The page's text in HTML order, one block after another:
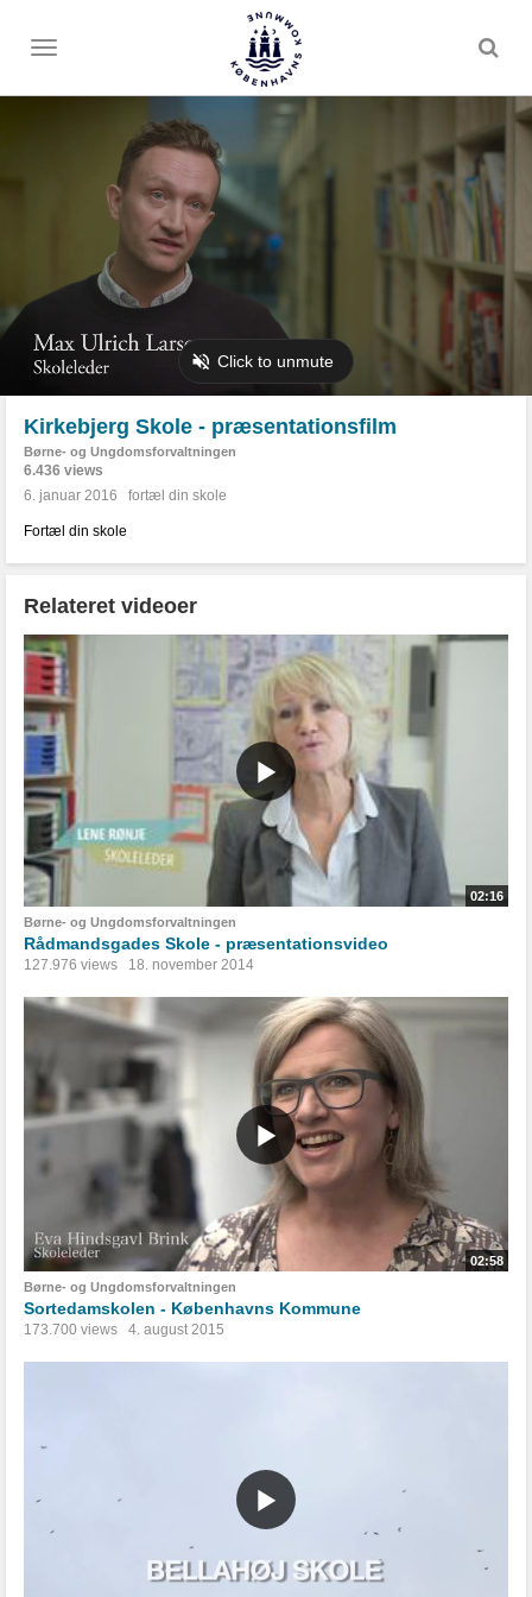
Toggle
Kirkebjerg Skole - præsentationsfilm
Børne- og Ungdomsforvaltningen
6.436 views
6. januar 2016
fortæl din skole
Fortæl din skole
Relateret videoer
02:16
Børne- og Ungdomsforvaltningen
Rådmandsgades Skole - præsentationsvideo
127.976 views 18. november 2014
02:58
Børne- og Ungdomsforvaltningen
Sortedamskolen - Københavns Kommune
173.700 views 4. august 2015